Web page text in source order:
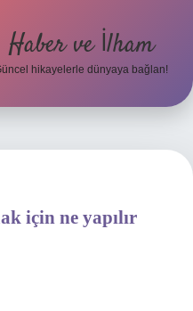
Haber ve İlham
hikayelerle dünyaya bağlan!
için ne yapılır